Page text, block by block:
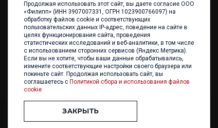
+7 (4012) 960 898
236017 Калининград,
ул. Каштановая аллея, 47
Телефон: +7 4012 960 898,
+7 4012 960 856
Написать нам
ООО «ФИЛИПП» © 2013 - 2026. Все права защищены
Разработка и
Продолжая использовать этот сайт, вы даете согласие ООО
«Филипп» (ИНН 3907007331, ОГРН 1023900766097) на
обработку файлов cookie и соответствующих
пользовательских данных IP-адрес, поведение на сайте в
целях функционирования сайта, проведения
статистических исследований и веб-аналитики, в том числе
с использованием сторонних сервисов (Яндекс.Метрика).
Если вы не хотите, чтобы ваши данные обрабатывались,
измените соответствующие настройки своего браузера или
покиньте сайт. Продолжая использовать сайт, вы
соглашаетесь с Политикой сбора и использования файлов
cookie
ЗАКРЫТЬ